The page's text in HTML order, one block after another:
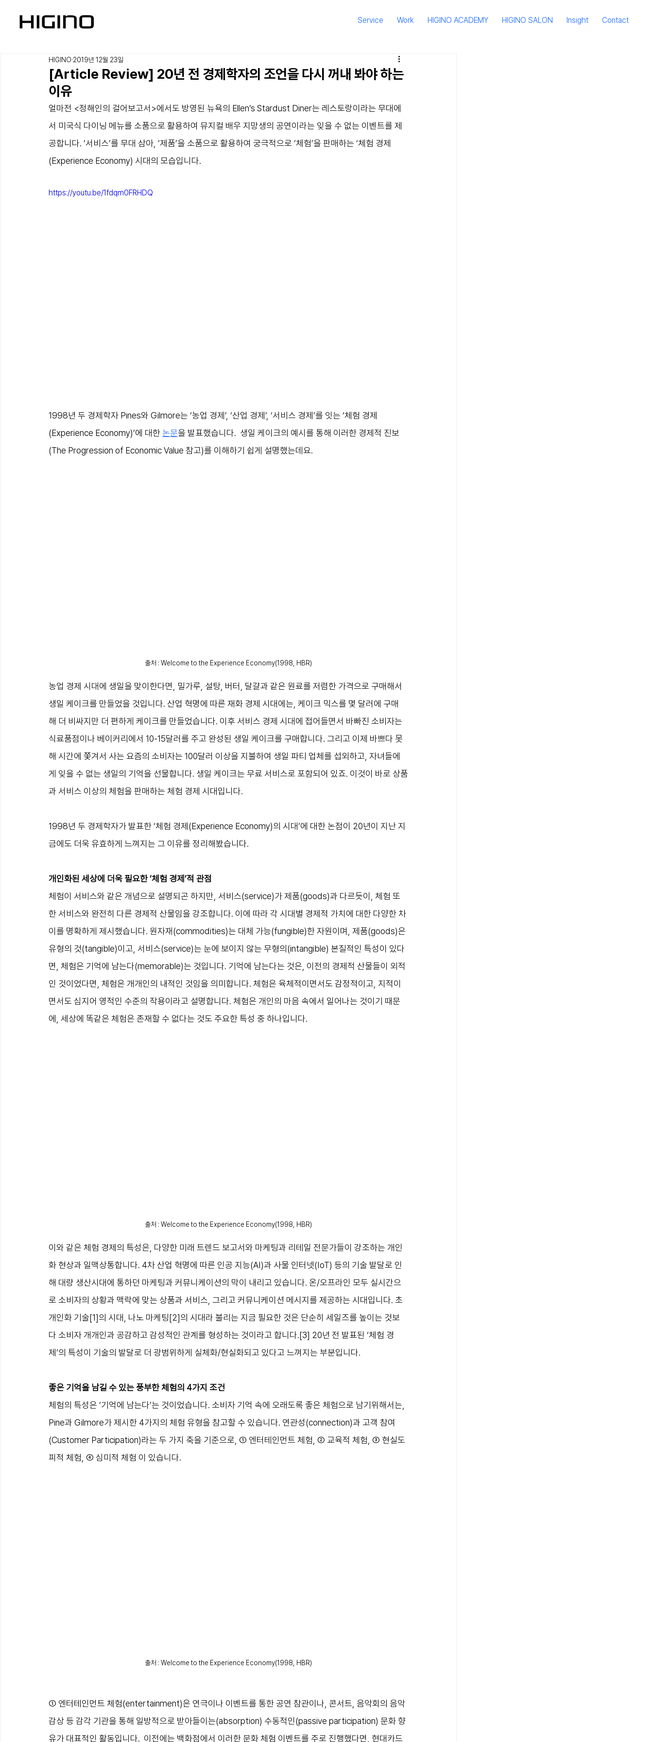
Service Work HIGINO ACADEMY HIGINO SALON Insight Contact
[Article Review] 20년 전 경제학자의 조언을 다시 꺼내 봐야 하는
이유
HIGINO 2019년 12월 23일
얼마전 <정해인의 걸어보고서>에서도 방영된 뉴욕의 Ellen’s Stardust Diner는 레스토랑이라는 무대에
서 미국식 다이닝 메뉴를 소품으로 활용하여 뮤지컬 배우 지망생의 공연이라는 잊을 수 없는 이벤트를 제
공합니다. ‘서비스’를 무대 삼아, ‘제품’을 소품으로 활용하여 궁극적으로 ‘체험’을 판매하는 ‘체험 경제
(Experience Economy) 시대의 모습입니다.
https://youtu.be/1fdqm0FRHDQ
1998년 두 경제학자 Pines와 Gilmore는 ‘농업 경제’, ‘산업 경제’, ‘서비스 경제’를 잇는 ‘체험 경제
(Experience Economy)’에 대한 논문을 발표했습니다.  생일 케이크의 예시를 통해 이러한 경제적 진보
(The Progression of Economic Value 참고)를 이해하기 쉽게 설명했는데요.
출처 : Welcome to the Experience Economy(1998, HBR)
농업 경제 시대에 생일을 맞이한다면, 밀가루, 설탕, 버터, 달걀과 같은 원료를 저렴한 가격으로 구매해서
생일 케이크를 만들었을 것입니다. 산업 혁명에 따른 재화 경제 시대에는, 케이크 믹스를 몇 달러에 구매
해 더 비싸지만 더 편하게 케이크를 만들었습니다. 이후 서비스 경제 시대에 접어들면서 바빠진 소비자는
식료품점이나 베이커리에서 10-15달러를 주고 완성된 생일 케이크를 구매합니다. 그리고 이제 바쁘다 못
해 시간에 쫓겨서 사는 요즘의 소비자는 100달러 이상을 지불하여 생일 파티 업체를 섭외하고, 자녀들에
게 잊을 수 없는 생일의 기억을 선물합니다. 생일 케이크는 무료 서비스로 포함되어 있죠. 이것이 바로 상품
과 서비스 이상의 체험을 판매하는 체험 경제 시대입니다.
1998년 두 경제학자가 발표한 ‘체험 경제(Experience Economy)의 시대’에 대한 논점이 20년이 지난 지
금에도 더욱 유효하게 느껴지는 그 이유를 정리해봤습니다.
개인화된 세상에 더욱 필요한 ‘체험 경제’적 관점
체험이 서비스와 같은 개념으로 설명되곤 하지만, 서비스(service)가 제품(goods)과 다르듯이, 체험 또
한 서비스와 완전히 다른 경제적 산물임을 강조합니다. 이에 따라 각 시대별 경제적 가치에 대한 다양한 차
이를 명확하게 제시했습니다. 원자재(commodities)는 대체 가능(fungible)한 자원이며, 제품(goods)은
유형의 것(tangible)이고, 서비스(service)는 눈에 보이지 않는 무형의(intangible) 본질적인 특성이 있다
면, 체험은 기억에 남는다(memorable)는 것입니다. 기억에 남는다는 것은, 이전의 경제적 산물들이 외적
인 것이었다면, 체험은 개개인의 내적인 것임을 의미합니다. 체험은 육체적이면서도 감정적이고, 지적이
면서도 심지어 영적인 수준의 작용이라고 설명합니다. 체험은 개인의 마음 속에서 일어나는 것이기 때문
에, 세상에 똑같은 체험은 존재할 수 없다는 것도 주요한 특성 중 하나입니다.
출처 : Welcome to the Experience Economy(1998, HBR)
이와 같은 체험 경제의 특성은, 다양한 미래 트렌드 보고서와 마케팅과 리테일 전문가들이 강조하는 개인
화 현상과 일맥상통합니다. 4차 산업 혁명에 따른 인공 지능(AI)과 사물 인터넷(IoT) 등의 기술 발달로 인
해 대량 생산시대에 통하던 마케팅과 커뮤니케이션의 막이 내리고 있습니다. 온/오프라인 모두 실시간으
로 소비자의 상황과 맥락에 맞는 상품과 서비스, 그리고 커뮤니케이션 메시지를 제공하는 시대입니다. 초
개인화 기술[1]의 시대, 나노 마케팅[2]의 시대라 불리는 지금 필요한 것은 단순히 세일즈를 높이는 것보
다 소비자 개개인과 공감하고 감성적인 관계를 형성하는 것이라고 합니다.[3] 20년 전 발표된 ‘체험 경
제’의 특성이 기술의 발달로 더 광범위하게 실체화/현실화되고 있다고 느껴지는 부분입니다.
좋은 기억을 남길 수 있는 풍부한 체험의 4가지 조건
체험의 특성은 ‘기억에 남는다’는 것이었습니다. 소비자 기억 속에 오래도록 좋은 체험으로 남기위해서는,
Pine과 Gilmore가 제시한 4가지의 체험 유형을 참고할 수 있습니다. 연관성(connection)과 고객 참여
(Customer Participation)라는 두 가지 축을 기준으로, ① 엔터테인먼트 체험, ② 교육적 체험, ③ 현실도
피적 체험, ④ 심미적 체험 이 있습니다.
출처 : Welcome to the Experience Economy(1998, HBR)
① 엔터테인먼트 체험(entertainment)은 연극이나 이벤트를 통한 공연 참관이나, 콘서트, 음악회의 음악
감상 등 감각 기관을 통해 일방적으로 받아들이는(absorption) 수동적인(passive participation) 문화 향
유가 대표적인 활동입니다.  이전에는 백화점에서 이러한 문화 체험 이벤트를 주로 진행했다면, 현대카드